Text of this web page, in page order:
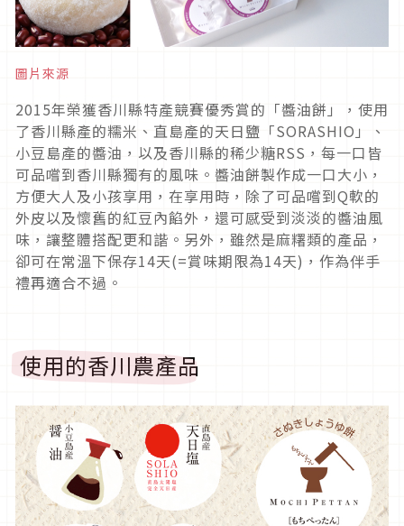
圖片來源
2015年榮獲香川縣特產競賽優秀賞的「醬油餅」，使用
了香川縣產的糯米、直島產的天日鹽「SORASHIO」、
小豆島產的醬油，以及香川縣的稀少糖RSS，每一口皆
可品嚐到香川縣獨有的風味。醬油餅製作成一口大小，
方便大人及小孩享用，在享用時，除了可品嚐到Q軟的
外皮以及懷舊的紅豆內餡外，還可感受到淡淡的醬油風
味，讓整體搭配更和諧。另外，雖然是麻糬類的產品，
卻可在常溫下保存14天(=賞味期限為14天)，作為伴手
禮再適合不過。
使用的香川農產品